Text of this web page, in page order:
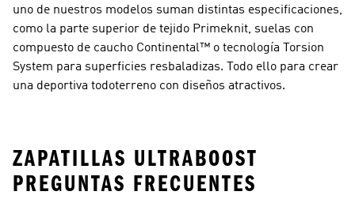
uno de nuestros modelos suman distintas especificaciones,
como la parte superior de tejido Primeknit, suelas con
compuesto de caucho Continental™ o tecnología Torsion
System para superficies resbaladizas. Todo ello para crear
una deportiva todoterreno con diseños atractivos.
ZAPATILLAS ULTRABOOST
PREGUNTAS FRECUENTES